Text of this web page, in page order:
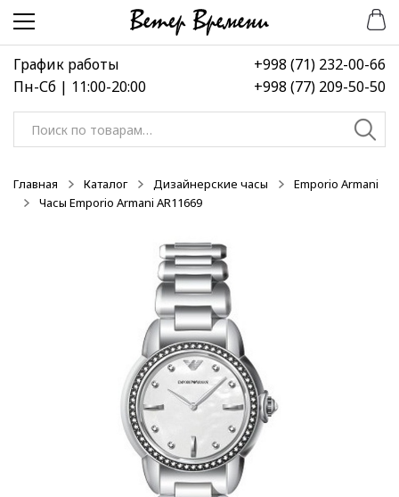
Перейти
навигации
Перейти
содержимому
График работы
Пн-Сб | 11:00-20:00
+998 (71) 232-00-66
+998 (77) 209-50-50
Искать:
Главная Каталог Дизайнерские часы
Emporio Armani
Часы Emporio Armani AR11669